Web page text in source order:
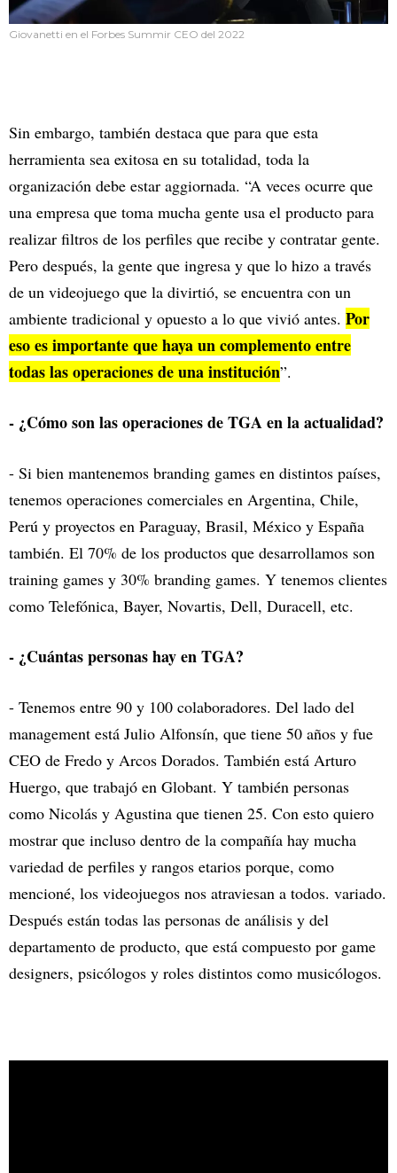
Giovanetti en el Forbes Summir CEO del 2022
Sin embargo, también destaca que para que esta
herramienta sea exitosa en su totalidad, toda la
organización debe estar aggiornada. “A veces ocurre que
una empresa que toma mucha gente usa el producto para
realizar filtros de los perfiles que recibe y contratar gente.
Pero después, la gente que ingresa y que lo hizo a través
de un videojuego que la divirtió, se encuentra con un
ambiente tradicional y opuesto a lo que vivió antes. Por
eso es importante que haya un complemento entre
todas las operaciones de una institución”.
- ¿Cómo son las operaciones de TGA en la actualidad?
- Si bien mantenemos branding games en distintos países,
tenemos operaciones comerciales en Argentina, Chile,
Perú y proyectos en Paraguay, Brasil, México y España
también. El 70% de los productos que desarrollamos son
training games y 30% branding games. Y tenemos clientes
como Telefónica, Bayer, Novartis, Dell, Duracell, etc.
- ¿Cuántas personas hay en TGA?
- Tenemos entre 90 y 100 colaboradores. Del lado del
management está Julio Alfonsín, que tiene 50 años y fue
CEO de Fredo y Arcos Dorados. También está Arturo
Huergo, que trabajó en Globant. Y también personas
como Nicolás y Agustina que tienen 25. Con esto quiero
mostrar que incluso dentro de la compañía hay mucha
variedad de perfiles y rangos etarios porque, como
mencioné, los videojuegos nos atraviesan a todos. variado.
Después están todas las personas de análisis y del
departamento de producto, que está compuesto por game
designers, psicólogos y roles distintos como musicólogos.